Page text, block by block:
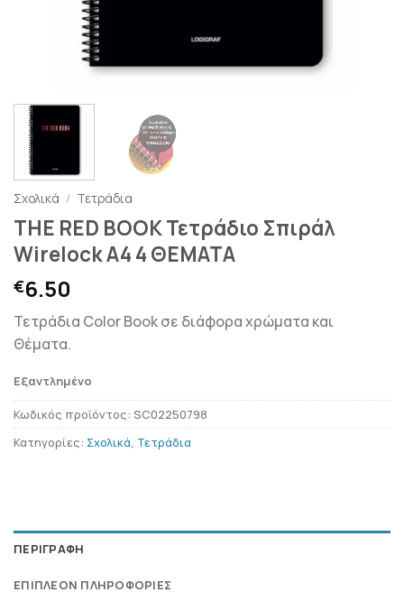
Σχολικά / Τετράδια
THE RED BOOK Τετράδιο Σπιράλ
Wirelock A4 4 ΘΕΜΑΤΑ
€6.50
Τετράδια Color Book σε διάφορα χρώματα και
Θέματα.
Εξαντλημένο
Κωδικός προϊόντος: SC02250798
Κατηγορίες: Σχολικά, Τετράδια
ΠΕΡΙΓΡΑΦΉ
ΕΠΙΠΛΈΟΝ ΠΛΗΡΟΦΟΡΊΕΣ